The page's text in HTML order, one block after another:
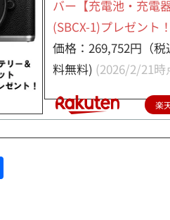
バー【充電池・充電
(SBCX-1)プレゼント
価格：269,752円（税
料無料) (2026/2/21時
楽